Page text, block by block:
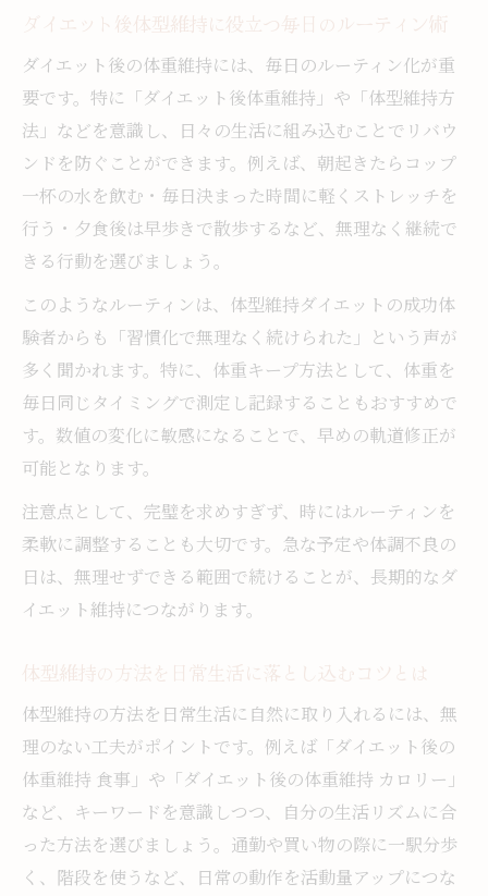
ダイエット後体型維持に役立つ毎日のルーティン術
ダイエット後の体重維持には、毎日のルーティン化が重
要です。特に「ダイエット後体重維持」や「体型維持方
法」などを意識し、日々の生活に組み込むことでリバウ
ンドを防ぐことができます。例えば、朝起きたらコップ
一杯の水を飲む・毎日決まった時間に軽くストレッチを
行う・夕食後は早歩きで散歩するなど、無理なく継続で
きる行動を選びましょう。
このようなルーティンは、体型維持ダイエットの成功体
験者からも「習慣化で無理なく続けられた」という声が
多く聞かれます。特に、体重キープ方法として、体重を
毎日同じタイミングで測定し記録することもおすすめで
す。数値の変化に敏感になることで、早めの軌道修正が
可能となります。
注意点として、完璧を求めすぎず、時にはルーティンを
柔軟に調整することも大切です。急な予定や体調不良の
日は、無理せずできる範囲で続けることが、長期的なダ
イエット維持につながります。
体型維持の方法を日常生活に落とし込むコツとは
体型維持の方法を日常生活に自然に取り入れるには、無
理のない工夫がポイントです。例えば「ダイエット後の
体重維持 食事」や「ダイエット後の体重維持 カロリー」
など、キーワードを意識しつつ、自分の生活リズムに合
った方法を選びましょう。通勤や買い物の際に一駅分歩
く、階段を使うなど、日常の動作を活動量アップにつな